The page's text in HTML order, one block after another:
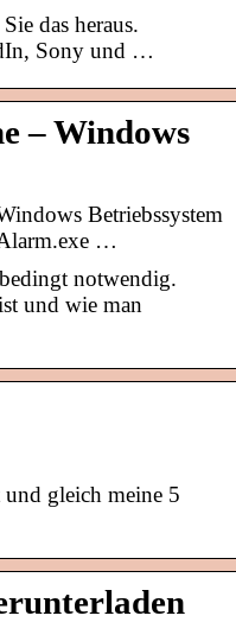
das heraus.
Sony und …
– Windows
Betriebssystem
…
notwendig.
und wie man
gleich meine 5